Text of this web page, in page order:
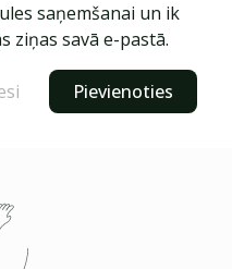
saņemšanai un ik
ziņas savā e-pastā.
Pievienoties